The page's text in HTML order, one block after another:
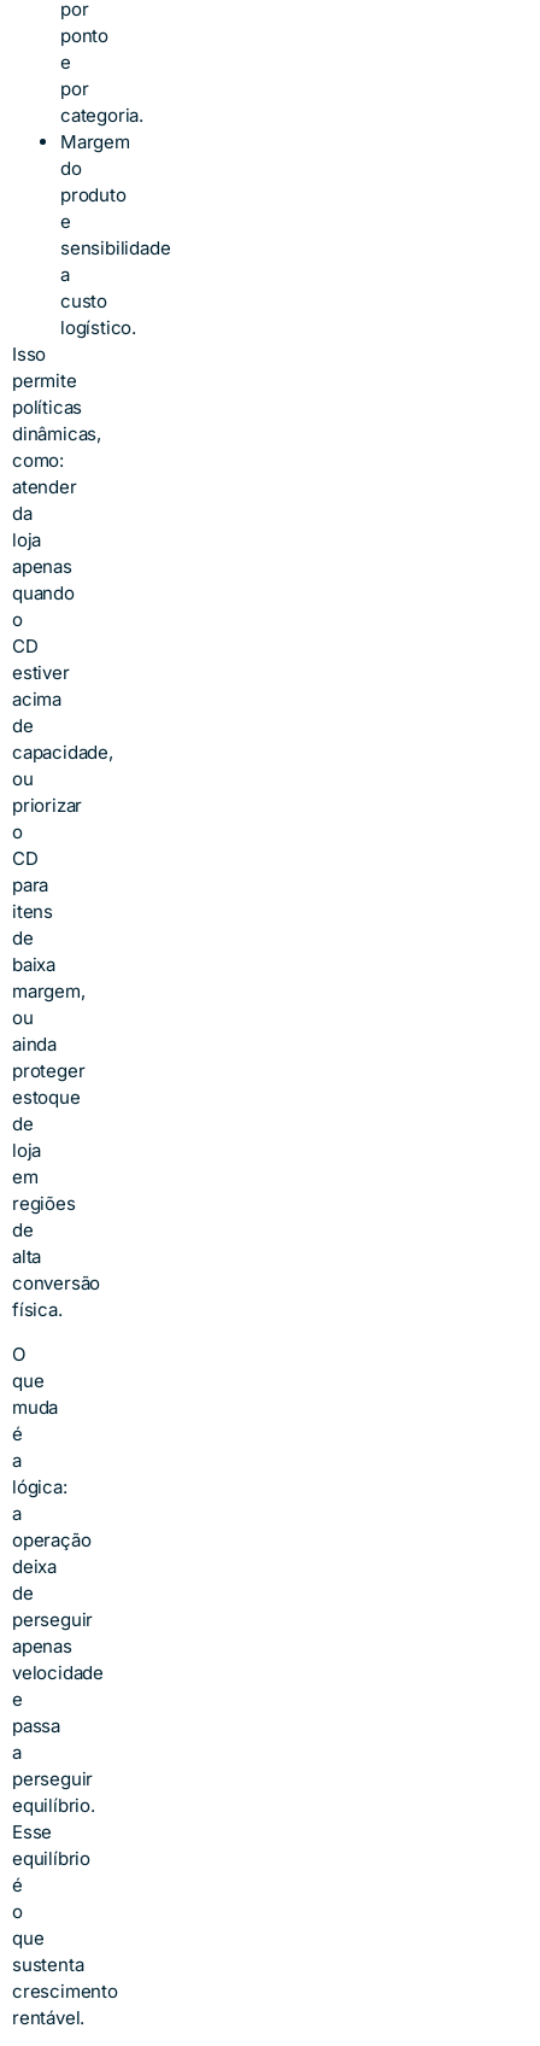
por
ponto
e
por
categoria.
Margem
do
produto
e
sensibilidade
a
custo
logístico.
Isso
permite
políticas
dinâmicas,
como:
atender
da
loja
apenas
quando
o
CD
estiver
acima
de
capacidade,
ou
priorizar
o
CD
para
itens
de
baixa
margem,
ou
ainda
proteger
estoque
de
loja
em
regiões
de
alta
conversão
física.
O
que
muda
é
a
lógica:
a
operação
deixa
de
perseguir
apenas
velocidade
e
passa
a
perseguir
equilíbrio.
Esse
equilíbrio
é
o
que
sustenta
crescimento
rentável.